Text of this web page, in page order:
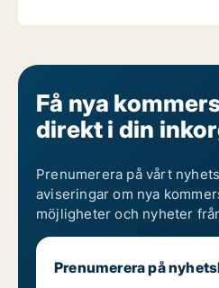
Få nya
direkt i din
Prenumerera på vårt
aviseringar om nya
möjligheter och nyheter
Prenumerera på